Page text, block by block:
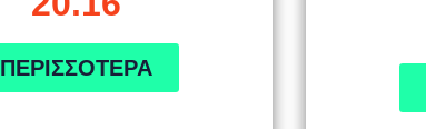
ΠΕΡΙΣΣΌΤΕΡΑ